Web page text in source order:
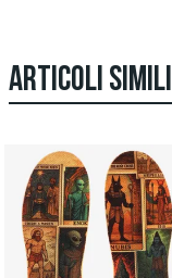
ARTICOLI SIMILI